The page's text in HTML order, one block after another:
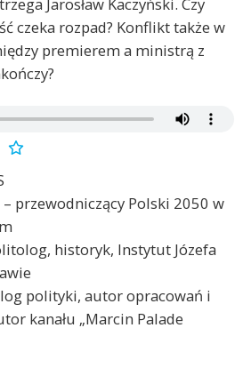
czeka rozpad? Konflikt także w
premierem a ministrą z
– przewodniczący Polski 2050 w
historyk, Instytut Józefa
polityki, autor opracowań i
kanału „Marcin Palade